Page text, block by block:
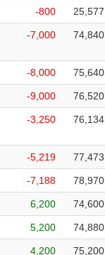
-800 25,577
-7,000 74,840
-8,000 75,640
-9,000 76,520
-3,250 76,134
-5,219 77,473
-7,188 78,970
6,200 74,600
5,200 74,880
4,200 75,200